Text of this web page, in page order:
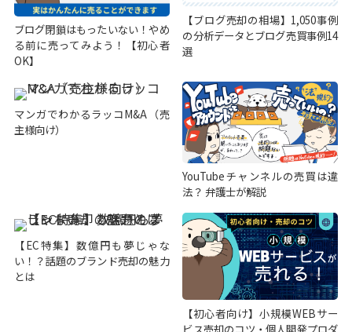
ブログ閉鎖はもったいない！やめ
る前に売ってみよう！【初心者
OK】
【ブログ売却の相場】1,050事例
の分析データとブログ売買事例14
選
マンガでわかるラッコM&A（売
主様向け）
YouTubeチャンネルの売買は違
法？ 弁護士が解説
【EC特集】数億円も夢じゃな
い！？話題のブランド売却の魅力
とは
【初心者向け】小規模WEBサー
ビス売却のコツ・個人開発プロダ